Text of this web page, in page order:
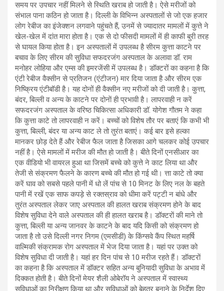
समय पर उपचार नहीं मिलने से स्थिति खराब हो जाती है। ऐसे मरीजों को
संभाल पाना कठिन हो जाता है। दिल्ली के विभिन्न अस्पतालों से जो एक हजार
लोग रेबीज का इंजेक्शन लगवाने पहुंचते हैं, उनमें से ज्यादातर मामलों में कुत्ते ने
खेल-खेल में दांत मारा होता है। एक से दो फीसदी मामलों में ही काफी बुरी तरह
से घायल किया होता है। इन अस्पतालों में उपलब्ध है सीरम कुत्ता काटने पर
बचाव के लिए सीरम की सुविधा सफदरजंग अस्पताल के अलावा डॉ. राम
मनोहर लोहिया और एम्स की इमरजेंसी में उपलब्ध है। डॉक्टरों का कहना है कि
एंटी रेबीज वैक्सीन से प्रतिजन (एंटीजन) मार दिया जाता है और सीरम एक
निष्क्रिय एंटीबॉडी है। यह दोनों ही वैक्सीन नए मरीजों को दी जाती है। कुत्ता,
बंदर, बिल्ली व अन्य के काटने पर दोनाें ही प्रभावी है। लापरवाही न करें
सफदरजंग अस्पताल के वरिष्ठ चिकित्सा अधिकारी डॉ. योगेश गौतम ने कहा
कि कुत्ता काटे तो लापरवाही न करें। बच्चों को विशेष तौर पर बताएं कि कभी भी
कुत्ता, बिल्ली, बंदर या अन्य काट ले तो तुरंत बताएं। कई बार इसे हल्का
मानकर छोड़ देते हैं और रेबीज फैल जाता है जिसका आगे चलकर कोई उपचार
नहीं है। ऐसे मामलों में मरीज की मौत हो जाती है। बीते दिनों एनसीआर का
एक वीडियो भी वायरल हुआ था जिसमें बच्चे को कुत्ते ने काट लिया था और
तेजी से संक्रमण फैलने के कारण बच्चे की मौत हो गई थी। त्ता काटे तो क्या
करें घाव को सबसे पहले पानी में धो लें पांच से 10 मिनट के लिए नल के बहते
पानी में रखें एक साफ कपड़े से रक्तस्राव को धीमा करें पट्टी न बांधे और
तुरंत अस्पताल लेकर जाए अस्पताल की हालत खराब संक्रमण होने के बाद
विशेष सुविधा देने वाले अस्पताल की ही हालत खराब है। डॉक्टराें की माने तो
कुत्ता, बिल्ली या अन्य जानवर के काटने के बाद यदि किसी को संक्रमण हो
जाता है तो उसे दिल्ली नगर निगम (एमसीडी) के किंग्सवे कैंप स्थित महर्षि
वाल्मिकी संक्रामक रोग अस्पताल में भेज दिया जाता है। यहां पर उक्त को
विशेष सुविधा दी जाती है। यहां हर दिन पांच से 10 मरीज रहते हैं। डॉक्टराें
का कहना है कि अस्पताल में डॉक्टर सहित अन्य बुनियादी सुविधा के अभाव में
दिक्कत होती है। बीते दिनों मेयर शैली ओबेरॉय ने अस्पताल में स्वास्थ्य
सुविधाओं का निरीक्षण किया था और सुविधाओं को बेहतर बनाने के निर्देश दिए